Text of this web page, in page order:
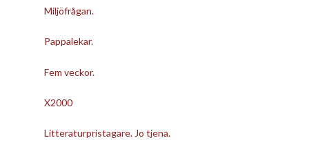
Miljöfrågan.
Pappalekar.
Fem veckor.
X2000
Litteraturpristagare. Jo tjena.